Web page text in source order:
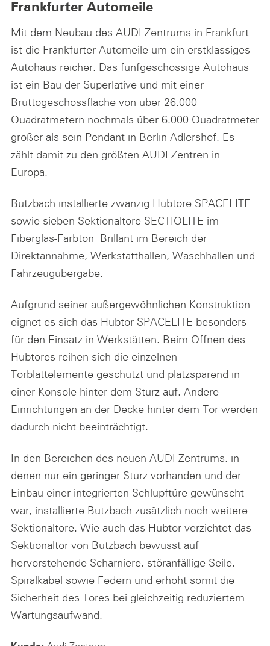
Frankfurter Automeile
Mit dem Neubau des AUDI Zentrums in Frankfurt
ist die Frankfurter Automeile um ein erstklassiges
Autohaus reicher. Das fünfgeschossige Autohaus
ist ein Bau der Superlative und mit einer
Bruttogeschossfläche von über 26.000
Quadratmetern nochmals über 6.000 Quadratmeter
größer als sein Pendant in Berlin-Adlershof. Es
zählt damit zu den größten AUDI Zentren in
Europa.
Butzbach installierte zwanzig Hubtore SPACELITE
sowie sieben Sektionaltore SECTIOLITE im
Fiberglas-Farbton Brillant im Bereich der
Direktannahme, Werkstatthallen, Waschhallen und
Fahrzeugübergabe.
Aufgrund seiner außergewöhnlichen Konstruktion
eignet es sich das Hubtor SPACELITE besonders
für den Einsatz in Werkstätten. Beim Öffnen des
Hubtores reihen sich die einzelnen
Torblattelemente geschützt und platzsparend in
einer Konsole hinter dem Sturz auf. Andere
Einrichtungen an der Decke hinter dem Tor werden
dadurch nicht beeinträchtigt.
In den Bereichen des neuen AUDI Zentrums, in
denen nur ein geringer Sturz vorhanden und der
Einbau einer integrierten Schlupftüre gewünscht
war, installierte Butzbach zusätzlich noch weitere
Sektionaltore. Wie auch das Hubtor verzichtet das
Sektionaltor von Butzbach bewusst auf
hervorstehende Scharniere, störanfällige Seile,
Spiralkabel sowie Federn und erhöht somit die
Sicherheit des Tores bei gleichzeitig reduziertem
Wartungsaufwand.